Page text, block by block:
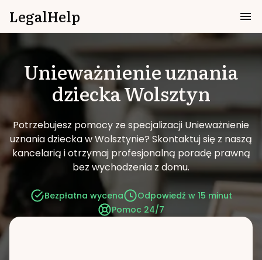
LegalHelp
Unieważnienie uznania
dzieckaWolsztyn
Potrzebujesz pomocy ze specjalizacji Unieważnienie
uznania dziecka w Wolsztynie? Skontaktuj się z naszą
kancelarią i otrzymaj profesjonalną poradę prawną
bez wychodzenia z domu.
Bezpłatna wycena
Odpowiedź w 15 minut
Pomoc 24/7